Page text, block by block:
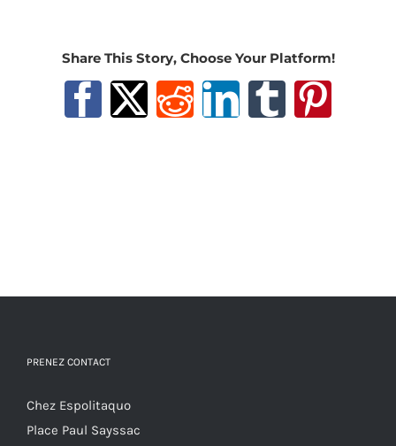
Share This Story, Choose Your Platform!
Facebook
X RedditLinkedIn
Tumblr
PRENEZ CONTACT
Chez Espolitaquo
Place Paul Sayssac